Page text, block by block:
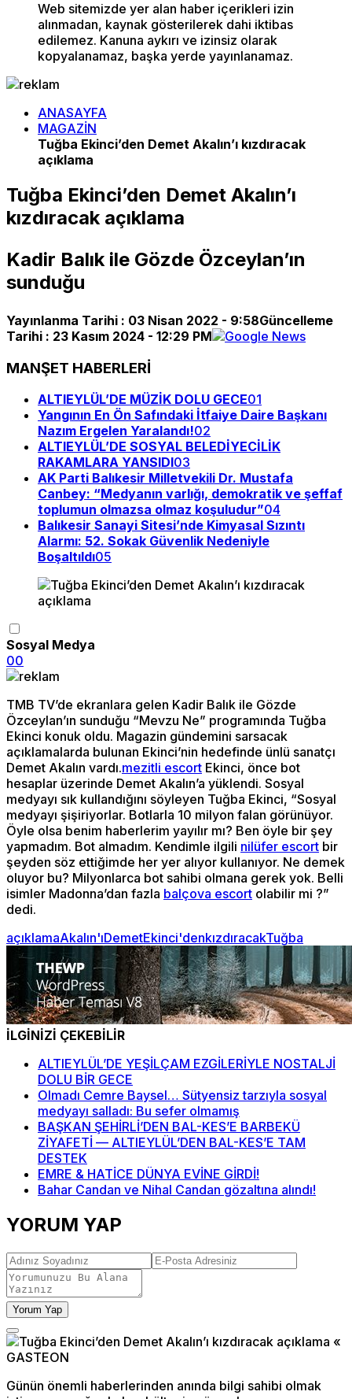
Web sitemizde yer alan haber içerikleri izin
alınmadan, kaynak gösterilerek dahi iktibas
edilemez. Kanuna aykırı ve izinsiz olarak
kopyalanamaz, başka yerde yayınlanamaz.
ANASAYFA
MAGAZİN
Tuğba Ekinci’den Demet Akalın’ı kızdıracak
açıklama
Tuğba Ekinci’den Demet Akalın’ı
kızdıracak açıklama
Kadir Balık ile Gözde Özceylan’ın
sunduğu
Yayınlanma Tarihi : 03 Nisan 2022 - 9:58Güncelleme
Tarihi : 23 Kasım 2024 - 12:29 PM
MANŞET HABERLERİ
ALTIEYLÜL’DE MÜZİK DOLU GECE01
Yangının En Ön Safındaki İtfaiye Daire Başkanı
Nazım Ergelen Yaralandı!02
ALTIEYLÜL’DE SOSYAL BELEDİYECİLİK
RAKAMLARA YANSIDI03
AK Parti Balıkesir Milletvekili Dr. Mustafa
Canbey: “Medyanın varlığı, demokratik ve şeffaf
toplumun olmazsa olmaz koşuludur”04
Balıkesir Sanayi Sitesi’nde Kimyasal Sızıntı
Alarmı: 52. Sokak Güvenlik Nedeniyle
Boşaltıldı05
Sosyal Medya
00
TMB TV’de ekranlara gelen Kadir Balık ile Gözde
Özceylan’ın sunduğu “Mevzu Ne” programında Tuğba
Ekinci konuk oldu. Magazin gündemini sarsacak
açıklamalarda bulunan Ekinci’nin hedefinde ünlü sanatçı
Demet Akalın vardı.mezitli escort Ekinci, önce bot
hesaplar üzerinde Demet Akalın’a yüklendi. Sosyal
medyayı sık kullandığını söyleyen Tuğba Ekinci, “Sosyal
medyayı şişiriyorlar. Botlarla 10 milyon falan görünüyor.
Öyle olsa benim haberlerim yayılır mı? Ben öyle bir şey
yapmadım. Bot almadım. Kendimle ilgili nilüfer escort bir
şeyden söz ettiğimde her yer alıyor kullanıyor. Ne demek
oluyor bu? Milyonlarca bot sahibi olmana gerek yok. Belli
isimler Madonna’dan fazla balçova escort olabilir mi ?”
dedi.
açıklamaAkalın'ıDemetEkinci'denkızdıracakTuğba
İLGİNİZİ ÇEKEBİLİR
ALTIEYLÜL’DE YEŞİLÇAM EZGİLERİYLE NOSTALJİ
DOLU BİR GECE
Olmadı Cemre Baysel… Sütyensiz tarzıyla sosyal
medyayı salladı: Bu sefer olmamış
BAŞKAN ŞEHİRLİ’DEN BAL-KES’E BARBEKÜ
ZİYAFETİ — ALTIEYLÜL’DEN BAL-KES’E TAM
DESTEK
EMRE & HATİCE DÜNYA EVİNE GİRDİ!
Bahar Candan ve Nihal Candan gözaltına alındı!
YORUM YAP
Yorum Yap
Günün önemli haberlerinden anında bilgi sahibi olmak